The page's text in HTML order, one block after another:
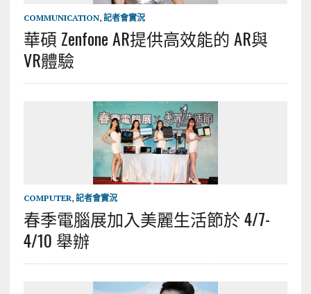
COMMUNICATION, 記者會實況
華碩 Zenfone AR提供高效能的 AR與
VR體驗
COMPUTER, 記者會實況
春季電腦展加入美麗生活節於 4/7-
4/10 舉辦